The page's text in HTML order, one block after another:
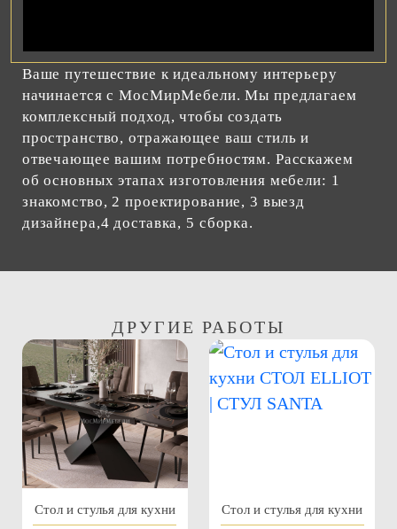
Ваше путешествие к идеальному интерьеру
начинается с МосМирМебели. Мы предлагаем
комплексный подход, чтобы создать
пространство, отражающее ваш стиль и
отвечающее вашим потребностям. Расскажем
об основных этапах изготовления мебели: 1
знакомство, 2 проектирование, 3 выезд
дизайнера,4 доставка, 5 сборка.
ДРУГИЕ РАБОТЫ
Стол и стулья для кухни Стол и стулья для кухни